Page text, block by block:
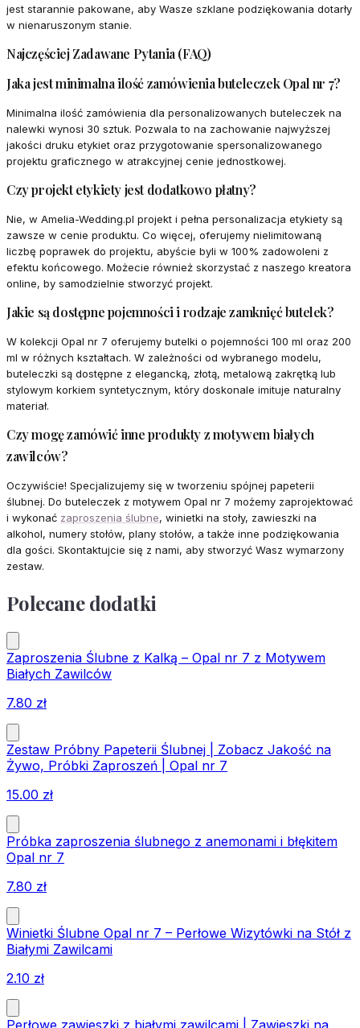
jest starannie pakowane, aby Wasze szklane podziękowania dotarły
w nienaruszonym stanie.
Najczęściej Zadawane Pytania (FAQ)
Jaka jest minimalna ilość zamówienia buteleczek Opal nr 7?
Minimalna ilość zamówienia dla personalizowanych buteleczek na
nalewki wynosi 30 sztuk. Pozwala to na zachowanie najwyższej
jakości druku etykiet oraz przygotowanie spersonalizowanego
projektu graficznego w atrakcyjnej cenie jednostkowej.
Czy projekt etykiety jest dodatkowo płatny?
Nie, w Amelia-Wedding.pl projekt i pełna personalizacja etykiety są
zawsze w cenie produktu. Co więcej, oferujemy nielimitowaną
liczbę poprawek do projektu, abyście byli w 100% zadowoleni z
efektu końcowego. Możecie również skorzystać z naszego kreatora
online, by samodzielnie stworzyć projekt.
Jakie są dostępne pojemności i rodzaje zamknięć butelek?
W kolekcji Opal nr 7 oferujemy butelki o pojemności 100 ml oraz 200
ml w różnych kształtach. W zależności od wybranego modelu,
buteleczki są dostępne z elegancką, złotą, metalową zakrętką lub
stylowym korkiem syntetycznym, który doskonale imituje naturalny
materiał.
Czy mogę zamówić inne produkty z motywem białych
zawilców?
Oczywiście! Specjalizujemy się w tworzeniu spójnej papeterii
ślubnej. Do buteleczek z motywem Opal nr 7 możemy zaprojektować
i wykonać zaproszenia ślubne, winietki na stoły, zawieszki na
alkohol, numery stołów, plany stołów, a także inne podziękowania
dla gości. Skontaktujcie się z nami, aby stworzyć Wasz wymarzony
zestaw.
Polecane dodatki
Zaproszenia Ślubne z Kalką – Opal nr 7 z Motywem
Białych Zawilców
7.80 zł
Zestaw Próbny Papeterii Ślubnej | Zobacz Jakość na
Żywo, Próbki Zaproszeń | Opal nr 7
15.00 zł
Próbka zaproszenia ślubnego z anemonami i błękitem
Opal nr 7
7.80 zł
Winietki Ślubne Opal nr 7 – Perłowe Wizytówki na Stół z
Białymi Zawilcami
2.10 zł
Perłowe zawieszki z białymi zawilcami | Zawieszki na